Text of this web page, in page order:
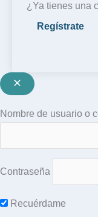
¿Ya tienes una
Nombre de usuario o
Contraseña
Recuérdame